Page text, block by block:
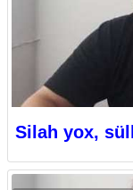
Silah yox,